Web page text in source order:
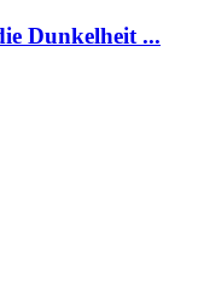
Dunkelheit ...